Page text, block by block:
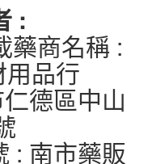
:
藥商名稱 :
品行
德區中山
: 南市藥販